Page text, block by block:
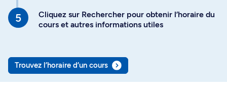
Cliquez sur Rechercher pour obtenir l’horaire du
cours et autres informations utiles
Trouvez l’horaire d’un cours